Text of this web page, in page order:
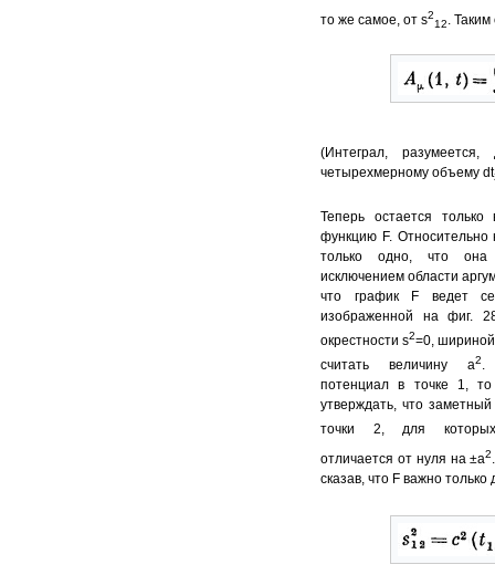
то же самое, от s2
12 .
(Интеграл,
четырехмерному объему dt
Теперь остается
функцию F.
только одно, что
исключением области
что график F ведет
изображенной на фиг.
окрестности s2=0, шириной
считать величину а2.
потенциал в точке 1,
утверждать, что
точки 2, для
отличается от нуля на ±а2
сказав, что F важно только